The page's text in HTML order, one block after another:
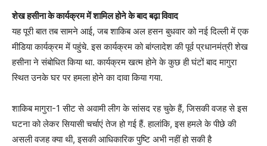
शेख हसीना के कार्यक्रम में शामिल होने के बाद बढ़ा विवाद
यह पूरी बात तब सामने आई, जब शाकिब अल हसन बुधवार को नई दिल्ली में एक
मीडिया कार्यक्रम में पहुंचे. इस कार्यक्रम को बांग्लादेश की पूर्व प्रधानमंत्री शेख
हसीना ने संबोधित किया था. कार्यक्रम खत्म होने के कुछ ही घंटों बाद मागुरा
स्थित उनके घर पर हमला होने का दावा किया गया.
शाकिब मागुरा-1 सीट से अवामी लीग के सांसद रह चुके हैं, जिसकी वजह से इस
घटना को लेकर सियासी चर्चाएं तेज हो गई हैं. हालांकि, इस हमले के पीछे की
असली वजह क्या थी, इसकी आधिकारिक पुष्टि अभी नहीं हो सकी है